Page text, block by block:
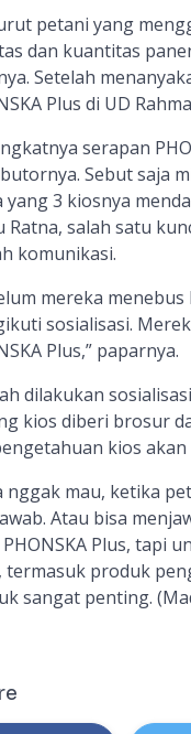
petani yang
dan kuantitas
Setelah
Plus di UD
serapan
Sebut saja
yang 3 kiosnya
Ratna, salah satu
komunikasi.
mereka
sosialisasi.
Plus,” paparnya.
dilakukan
kios diberi brosur
kios akan
nggak mau, ketika
Atau bisa
PHONSKA Plus, tapi
termasuk produk
sangat penting.